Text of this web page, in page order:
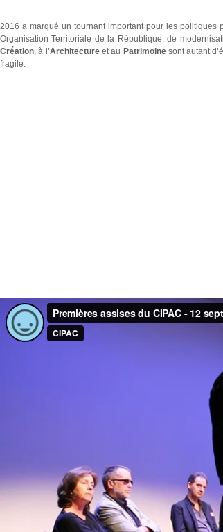
2016 a marqué un tournant important pour les
Organisation Territoriale de la République, de
Création, à l’Architectureet au Patrimoine sont autant
fragile.